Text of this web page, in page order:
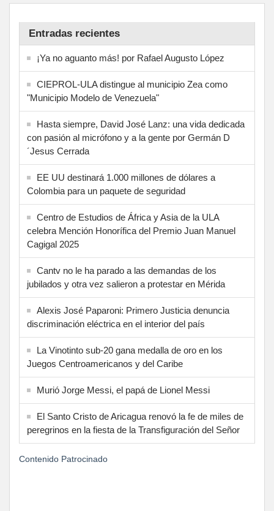
Entradas recientes
¡Ya no aguanto más! por Rafael Augusto López
CIEPROL-ULA distingue al municipio Zea como
"Municipio Modelo de Venezuela"
Hasta siempre, David José Lanz: una vida dedicada
con pasión al micrófono y a la gente por Germán D
´Jesus Cerrada
EE UU destinará 1.000 millones de dólares a
Colombia para un paquete de seguridad
Centro de Estudios de África y Asia de la ULA
celebra Mención Honorífica del Premio Juan Manuel
Cagigal 2025
Cantv no le ha parado a las demandas de los
jubilados y otra vez salieron a protestar en Mérida
Alexis José Paparoni: Primero Justicia denuncia
discriminación eléctrica en el interior del país
La Vinotinto sub-20 gana medalla de oro en los
Juegos Centroamericanos y del Caribe
Murió Jorge Messi, el papá de Lionel Messi
El Santo Cristo de Aricagua renovó la fe de miles de
peregrinos en la fiesta de la Transfiguración del Señor
Contenido Patrocinado